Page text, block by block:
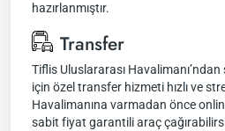
hazırlanmıştır.
Transfer
Tiflis Uluslararası
için özel transfer hizmeti hızlı ve
Havalimanına varmadan önce
sabit fiyat garantili araç